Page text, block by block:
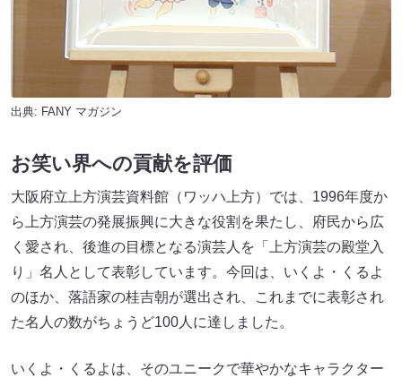
出典: FANY マガジン
お笑い界への貢献を評価
大阪府立上方演芸資料館（ワッハ上方）では、1996年度か
ら上方演芸の発展振興に大きな役割を果たし、府民から広
く愛され、後進の目標となる演芸人を「上方演芸の殿堂入
り」名人として表彰しています。今回は、いくよ・くるよ
のほか、落語家の桂吉朝が選出され、これまでに表彰され
た名人の数がちょうど100人に達しました。
いくよ・くるよは、そのユニークで華やかなキャラクター